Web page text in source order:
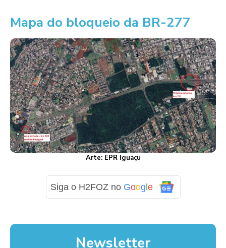
Mapa do bloqueio da BR-277
Arte: EPR Iguaçu
Siga o H2FOZ no Goog e
Newsletter